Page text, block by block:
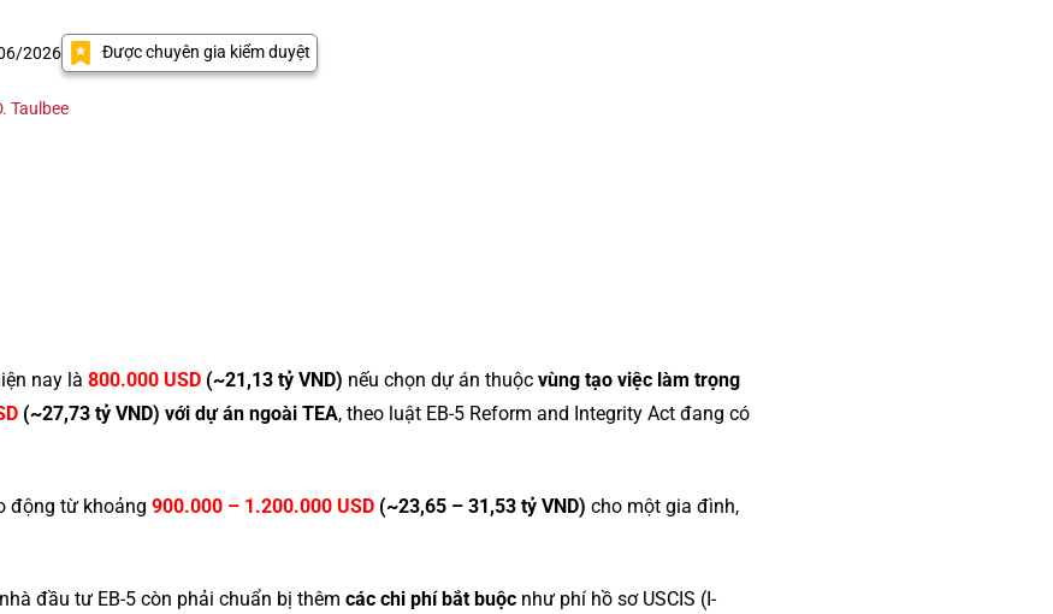
2026 Được chuyên gia kiểm duyệt
Taulbee
nay là 800.000 USD (~21,13 tỷ VND) nếu chọn dự án thuộc vùng tạo việc làm trọng
(~27,73 tỷ VND) với dự án ngoài TEA, theo luật EB-5 Reform and Integrity Act đang có
động từ khoảng 900.000 – 1.200.000 USD (~23,65 – 31,53 tỷ VND) cho một gia đình,
đầu tư EB-5 còn phải chuẩn bị thêm các chi phí bắt buộc như phí hồ sơ USCIS (I-